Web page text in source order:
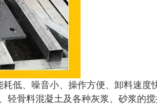
低、噪音小、操作方便、卸料速度
轻骨料混凝土及各种灰浆、砂浆的